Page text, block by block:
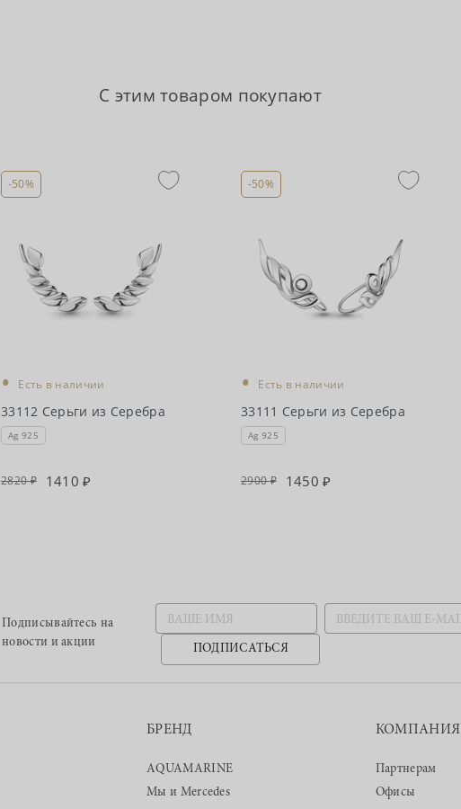
С этим товаром покупают
-50%
• Есть в наличии
33112 Серьги из Серебра
Ag 925
2820 1410
-50%
• Есть в наличии
33111 Серьги из Серебра
Ag 925
2900 1450
Подписывайтесь на
новости и акции
ПОДПИСАТЬСЯ
БРЕНД
AQUAMARINE
Мы и Mercedes
КОМПАНИЯ
Партнерам
Офисы